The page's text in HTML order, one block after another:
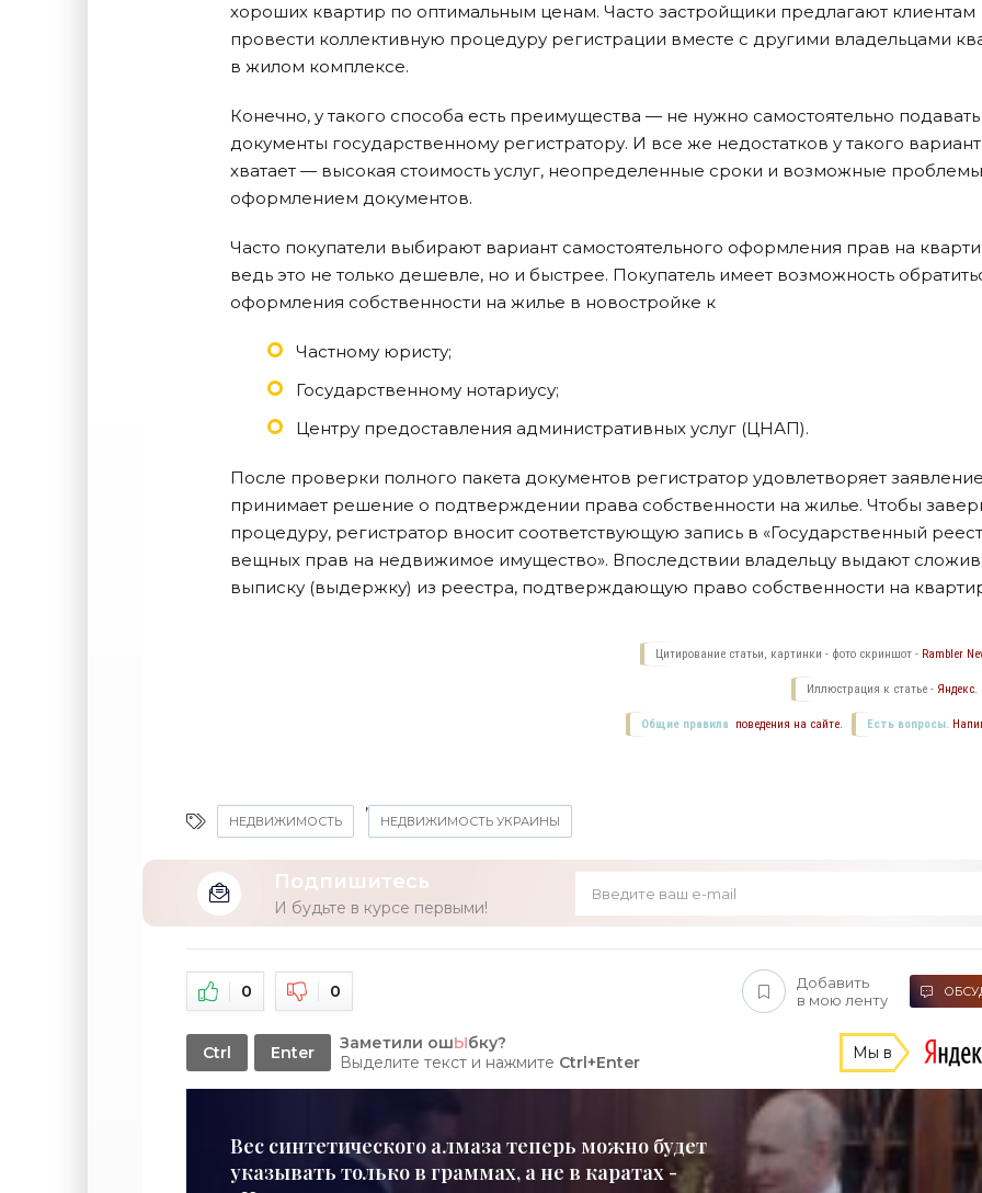
хороших квартир по оптимальным ценам. Часто застройщики предлагают клиентам
провести коллективную процедуру регистрации вместе с другими владельцами
в жилом комплексе.
Конечно, у такого способа есть преимущества — не нужно самостоятельно подавать
документы государственному регистратору. И все же недостатков у такого
хватает — высокая стоимость услуг, неопределенные сроки и возможные
оформлением документов.
Часто покупатели выбирают вариант самостоятельного оформления прав на
ведь это не только дешевле, но и быстрее. Покупатель имеет возможность
оформления собственности на жилье в новостройке к
Частному юристу;
Государственному нотариусу;
Центру предоставления административных услуг (ЦНАП).
После проверки полного пакета документов регистратор удовлетворяет
принимает решение о подтверждении права собственности на жилье. Чтобы
процедуру, регистратор вносит соответствующую запись в «Государственный
вещных прав на недвижимое имущество». Впоследствии владельцу выдают
выписку (выдержку) из реестра, подтверждающую право собственности на
Цитирование статьи, картинки - фото скриншот - Rambler
Иллюстрация к статье - Яндекс.
Есть вопросы.
Общие правила поведения на сайте.
НЕДВИЖИМОСТЬ
,
НЕДВИЖИМОСТЬ УКРАИНЫ
Подпишитесь
И будьте в курсе первыми!
0 0
Добавить
в мою ленту
Ctrl Enter Заметили ошЫбку?
Выделите текст и нажмите Ctrl+Enter Мы в
Вес синтетического алмаза теперь можно будет
указывать только в граммах, а не в каратах -